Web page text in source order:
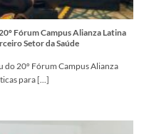
Fórum Campus Alianza Latina
Setor da Saúde
20º Fórum Campus Alianza
para [...]